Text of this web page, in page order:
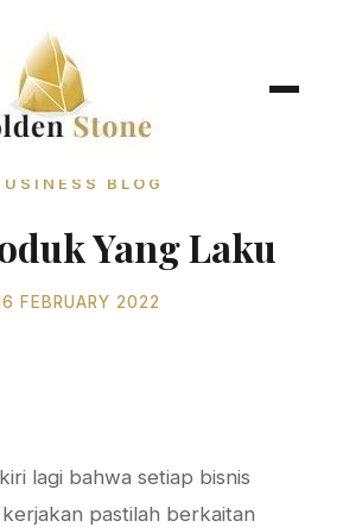
BLOG
Yang Laku
FEBRUARY 2022
lagi bahwa setiap bisnis
pastilah berkaitan